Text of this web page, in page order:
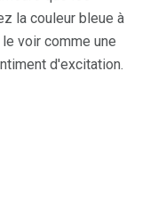
la couleur bleue à
voir comme une
d'excitation.